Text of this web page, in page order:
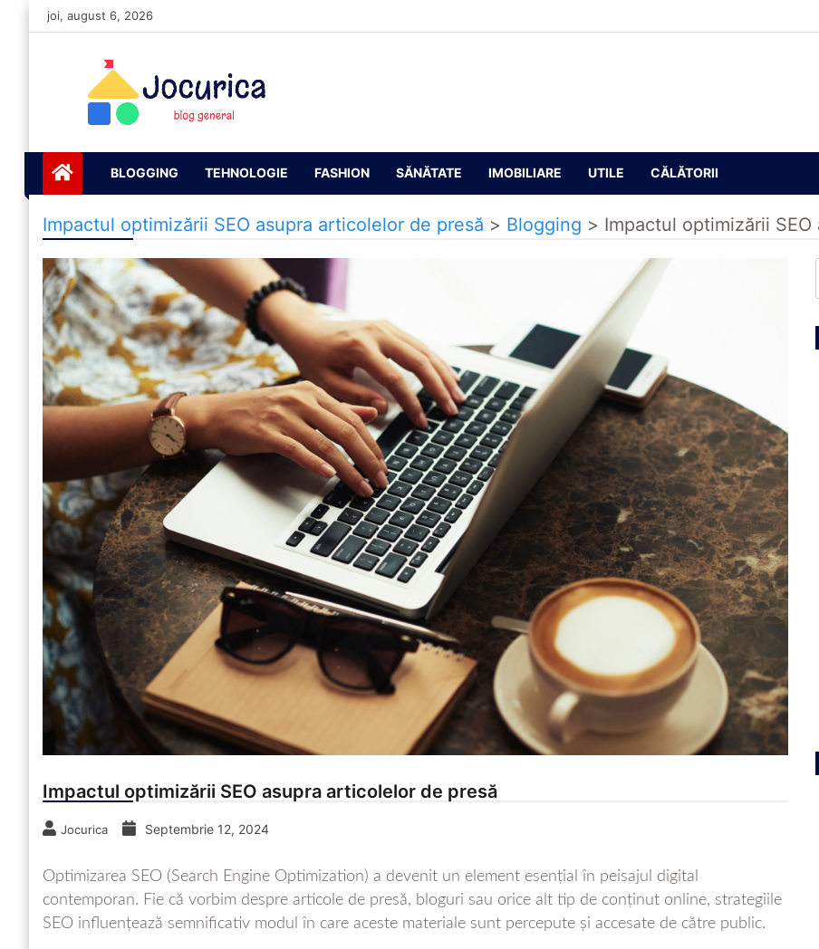
Skip
to
joi, august 6, 2026
Jocurică blog
BLOGGING TEHNOLOGIE FASHION SĂNĂTATE IMOBILIARE UTILE CĂLĂTORII
Impactul optimizării SEO asupra articolelor de presă > Blogging > Impactul optimizării
Impactul optimizării SEO asupra articolelor de presă
Jocurica Septembrie 12, 2024
Optimizarea SEO (Search Engine Optimization) a devenit un element esențial în peisajul digital
contemporan. Fie că vorbim despre articole de presă, bloguri sau orice alt tip de conținut online, strategiile
SEO influențează semnificativ modul în care aceste materiale sunt percepute și accesate de către public.